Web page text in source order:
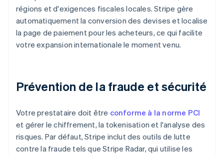
régions et d'exigences fiscales locales. Stripe gère
automatiquement la conversion des devises et localise
la page de paiement pour les acheteurs, ce qui facilite
votre expansion internationale le moment venu.
Prévention de la fraude et sécurité
Votre prestataire doit être conforme à la norme PCI
et gérer le chiffrement, la tokenisation et l'analyse des
risques. Par défaut, Stripe inclut des outils de lutte
contre la fraude tels que Stripe Radar, qui utilise les